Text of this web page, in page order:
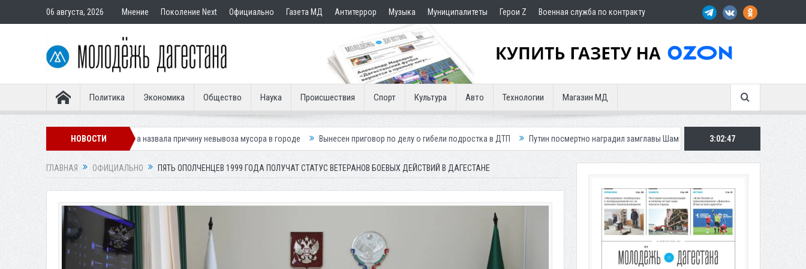
06 августа, 2026 Мнение Поколение Next Официально Газета МД Антитеррор Музыка Муниципалитеты Герои Z Военная служба по контракту
Политика Экономика Общество Наука Происшествия Спорт Культура Авто Технологии Магазин МД
НОВОСТИ
Мэрия Каспийска назвала причину невывоза мусора в городе Вынесен приговор по делу о гибели подростка в ДТП Путин посмертно наградил замглавы Шамильского района Три автомобиля сгорели за
3:02:49
ГЛАВНАЯ ОФИЦИАЛЬНО ПЯТЬ ОПОЛЧЕНЦЕВ 1999 ГОДА ПОЛУЧАТ СТАТУС ВЕТЕРАНОВ БОЕВЫХ ДЕЙСТВИЙ В ДАГЕСТАНЕ